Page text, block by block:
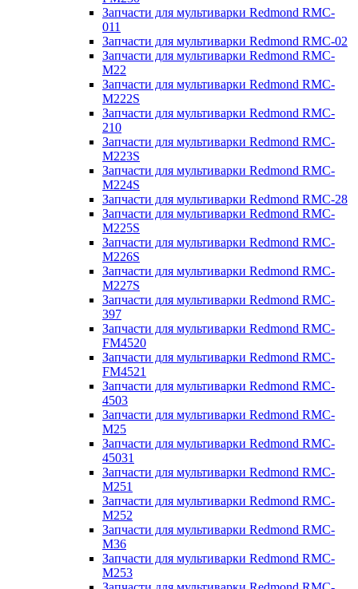
Запчасти для мультиварки Redmond RMC-
011
Запчасти для мультиварки Redmond RMC-02
Запчасти для мультиварки Redmond RMC-
M22
Запчасти для мультиварки Redmond RMC-
M222S
Запчасти для мультиварки Redmond RMC-
210
Запчасти для мультиварки Redmond RMC-
M223S
Запчасти для мультиварки Redmond RMC-
M224S
Запчасти для мультиварки Redmond RMC-28
Запчасти для мультиварки Redmond RMC-
M225S
Запчасти для мультиварки Redmond RMC-
M226S
Запчасти для мультиварки Redmond RMC-
M227S
Запчасти для мультиварки Redmond RMC-
397
Запчасти для мультиварки Redmond RMC-
FM4520
Запчасти для мультиварки Redmond RMC-
FM4521
Запчасти для мультиварки Redmond RMC-
4503
Запчасти для мультиварки Redmond RMC-
M25
Запчасти для мультиварки Redmond RMC-
45031
Запчасти для мультиварки Redmond RMC-
M251
Запчасти для мультиварки Redmond RMC-
M252
Запчасти для мультиварки Redmond RMC-
M36
Запчасти для мультиварки Redmond RMC-
M253